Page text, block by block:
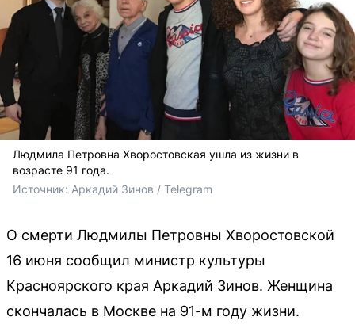
Людмила Петровна Хворостовская ушла из жизни в
возрасте 91 года.
Источник: Аркадий Зинов / Telegram
О смерти Людмилы Петровны Хворостовской
16 июня сообщил министр культуры
Красноярского края Аркадий Зинов. Женщина
скончалась в Москве на 91-м году жизни.